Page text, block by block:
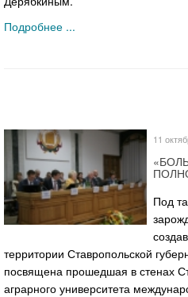
Подробнее ...
11
Под
территории Ставропольской
посвящена прошедшая в стенах
аграрного университета